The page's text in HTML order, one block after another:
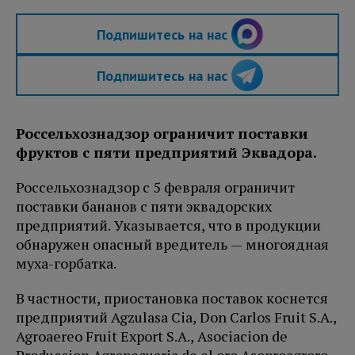
Подпишитесь на нас
Подпишитесь на нас
Россельхознадзор ограничит поставки
фруктов с пяти предприятий Эквадора.
Россельхознадзор с 5 февраля ограничит
поставки бананов с пяти эквадорских
предприятий. Указывается, что в продукции
обнаружен опасный вредитель — многоядная
муха-горбатка.
В частности, приостановка поставок коснется
предприятий Agzulasa Cia, Don Carlos Fruit S.A.,
Agroaereo Fruit Export S.A., Asociacion de